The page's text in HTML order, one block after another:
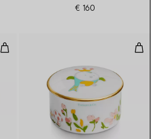
€ 160
Tasses à café Tiffany en